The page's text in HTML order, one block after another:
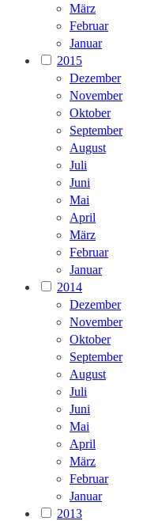
März
Februar
Januar
2015
Dezember
November
Oktober
September
August
Juli
Juni
Mai
April
März
Februar
Januar
2014
Dezember
November
Oktober
September
August
Juli
Juni
Mai
April
März
Februar
Januar
2013